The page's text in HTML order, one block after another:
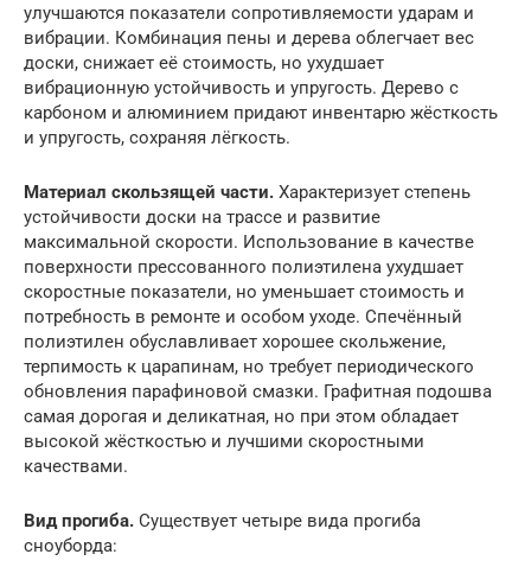
улучшаются показатели сопротивляемости ударам и
вибрации. Комбинация пены и дерева облегчает вес
доски, снижает её стоимость, но ухудшает
вибрационную устойчивость и упругость. Дерево с
карбоном и алюминием придают инвентарю жёсткость
и упругость, сохраняя лёгкость.
Материал скользящей части. Характеризует степень
устойчивости доски на трассе и развитие
максимальной скорости. Использование в качестве
поверхности прессованного полиэтилена ухудшает
скоростные показатели, но уменьшает стоимость и
потребность в ремонте и особом уходе. Спечённый
полиэтилен обуславливает хорошее скольжение,
терпимость к царапинам, но требует периодического
обновления парафиновой смазки. Графитная подошва
самая дорогая и деликатная, но при этом обладает
высокой жёсткостью и лучшими скоростными
качествами.
Вид прогиба. Существует четыре вида прогиба
сноуборда: